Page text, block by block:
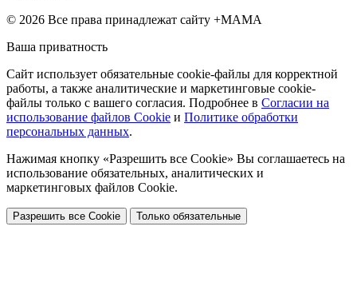
© 2026 Все права принадлежат сайту +МАМА
Ваша приватность
Сайт использует обязательные cookie-файлы для корректной
работы, а также аналитические и маркетинговые cookie-
файлы только с вашего согласия. Подробнее в Согласии на
использование файлов Cookie и Политике обработки
персональных данных.
Нажимая кнопку «Разрешить все Cookie» Вы соглашаетесь на
использование обязательных, аналитических и
маркетинговых файлов Cookie.
Разрешить все Cookie Только обязательные